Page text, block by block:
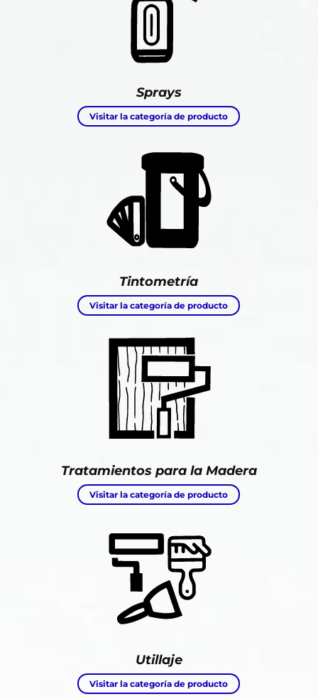
Sprays
Visitar la categoría de producto
Tintometría
Visitar la categoría de producto
Tratamientos para la Madera
Visitar la categoría de producto
Utillaje
Visitar la categoría de producto